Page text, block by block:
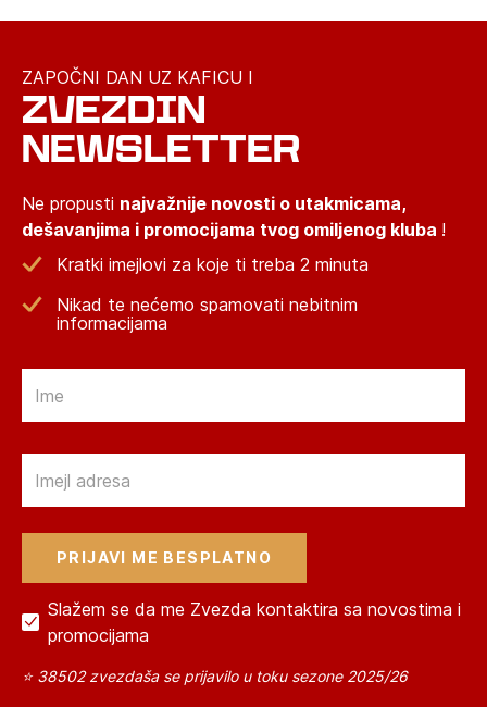
ZAPOČNI DAN UZ KAFICU I
ZVEZDIN
NEWSLETTER
Ne propusti najvažnije novosti o utakmicama,
dešavanjima i promocijama tvog omiljenog kluba !
Kratki imejlovi za koje ti treba 2 minuta
Nikad te nećemo spamovati nebitnim
informacijama
Slažem se da me Zvezda kontaktira sa novostima i
promocijama
⭐ 38502 zvezdaša se prijavilo u toku sezone 2025/26